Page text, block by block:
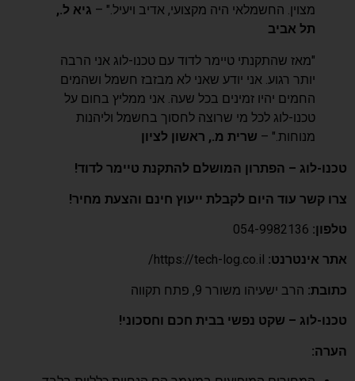
מצוין. החשמלאי היה מקצועי, אדיב ויעיל." – גיא ל.,
תל אביב
"מאז שהתקנתי טיימר לדוד עם טכנו-לוג אני הרבה
יותר רגוע. אני יודע שאני לא מבזבז חשמל ושהמים
החמים יהיו זמינים בכל שעה. אני ממליץ בחום על
טכנו-לוג לכל מי שרוצה לחסוך בחשמל וליהנות
מנוחות." – שרית מ., ראשון לציון
טכנו-לוג – הפתרון המושלם להתקנת טיימר לדוד!
צרו קשר עוד היום לקבלת ייעוץ חינם והצעת מחיר!
טלפון:
אתר אינטרנט:
כתובת: הרב ישעיהו משורר 9, פתח תקווה
טכנו-לוג – שקט נפשי בבית חכם וחסכוני!
הערה: